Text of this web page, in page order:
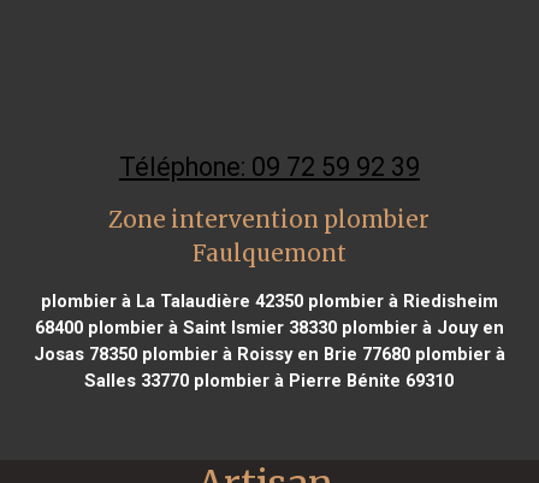
Téléphone: 09 72 59 92 39
Zone intervention plombier
Faulquemont
plombier à La Talaudière 42350plombier à Riedisheim
68400plombier à Saint Ismier 38330plombier à Jouy en
Josas 78350plombier à Roissy en Brie 77680plombier à
Salles 33770 plombier à Pierre Bénite 69310